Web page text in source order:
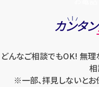
カンタ
どんなご相談でもOK! 無
相
※一部、拝見しないとお